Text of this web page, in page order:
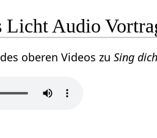
Licht Audio
oberen Videos zuSing